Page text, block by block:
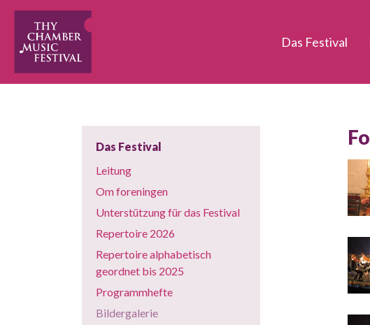
Das Festival
Das Festival
Leitung
Om foreningen
Unterstützung für das Festival
Repertoire 2026
Repertoire alphabetisch
geordnet bis 2025
Programmhefte
Bildergalerie